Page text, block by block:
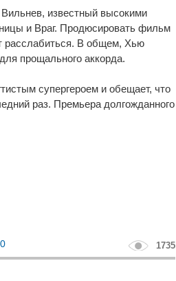
известный высокими
и Враг. Продюсировать фильм
расслабиться. В общем, Хью
прощального аккорда.
супергероем и обещает, что
раз. Премьера долгожданного
0 1735